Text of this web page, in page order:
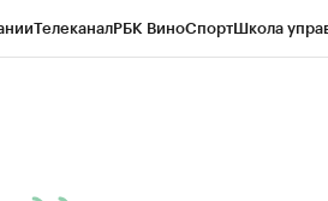
ТелеканалРБК ВиноСпортШкола